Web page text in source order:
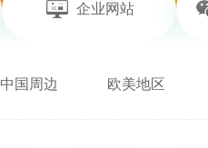
企业网站
中国周边 欧美地区